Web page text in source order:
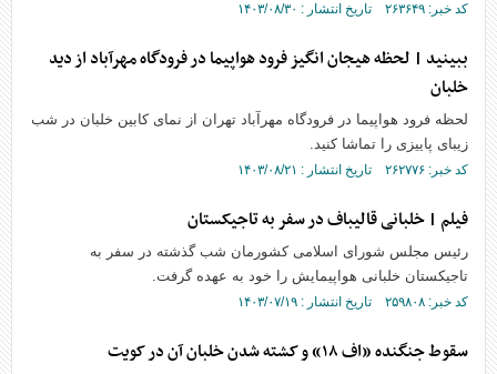
کد خبر: ۲۶۳۶۴۹ تاریخ انتشار : ۱۴۰۳/۰۸/۳۰
ببینید | لحظه هیجان انگیز فرود هواپیما در فرودگاه مهرآباد از دید
خلبان
لحظه فرود هواپیما در فرودگاه مهرآباد تهران از نمای کابین خلبان در شب
زیبای پاییزی را تماشا کنید.
کد خبر: ۲۶۲۷۷۶ تاریخ انتشار : ۱۴۰۳/۰۸/۲۱
فیلم | خلبانی قالیباف در سفر به تاجیکستان
رئیس مجلس شورای اسلامی کشورمان شب گذشته در سفر به
تاجیکستان خلبانی هواپیمایش را خود به عهده گرفت.
کد خبر: ۲۵۹۸۰۸ تاریخ انتشار : ۱۴۰۳/۰۷/۱۹
سقوط جنگنده «اف ۱۸» و کشته شدن خلبان آن در کویت